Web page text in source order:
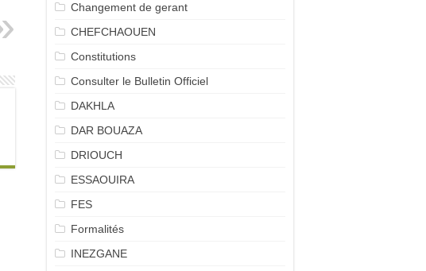
Changement de gerant
CHEFCHAOUEN
Constitutions
Consulter le Bulletin Officiel
DAKHLA
DAR BOUAZA
DRIOUCH
ESSAOUIRA
FES
Formalités
INEZGANE